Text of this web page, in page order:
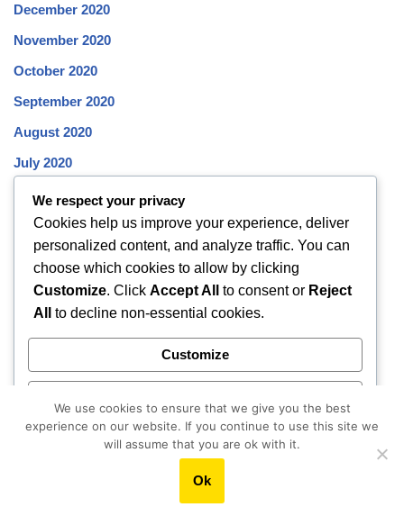
December 2020
November 2020
October 2020
September 2020
August 2020
July 2020
June 2020
May 2020
April 2020
March 2020
February 2020
December 2019
November 2019
October 2019
We respect your privacy
Cookies help us improve your experience, deliver
personalized content, and analyze traffic. You can
choose which cookies to allow by clicking
Customize. Click Accept All to consent or Reject
All
to decline non-essential cookies.
Customize
Accept All
We use cookies to ensure that we give you the best
experience on our website. If you continue to use this site we
will assume that you are ok with it.
Ok